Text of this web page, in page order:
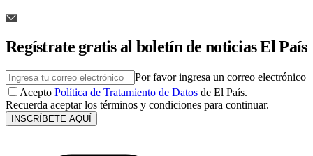
Regístrate gratis al boletín de noticias El País
Por favor ingresa un correo electrónico
Acepto Política de Tratamiento de Datos de El País.
Recuerda aceptar los términos y condiciones para continuar.
INSCRÍBETE AQUÍ